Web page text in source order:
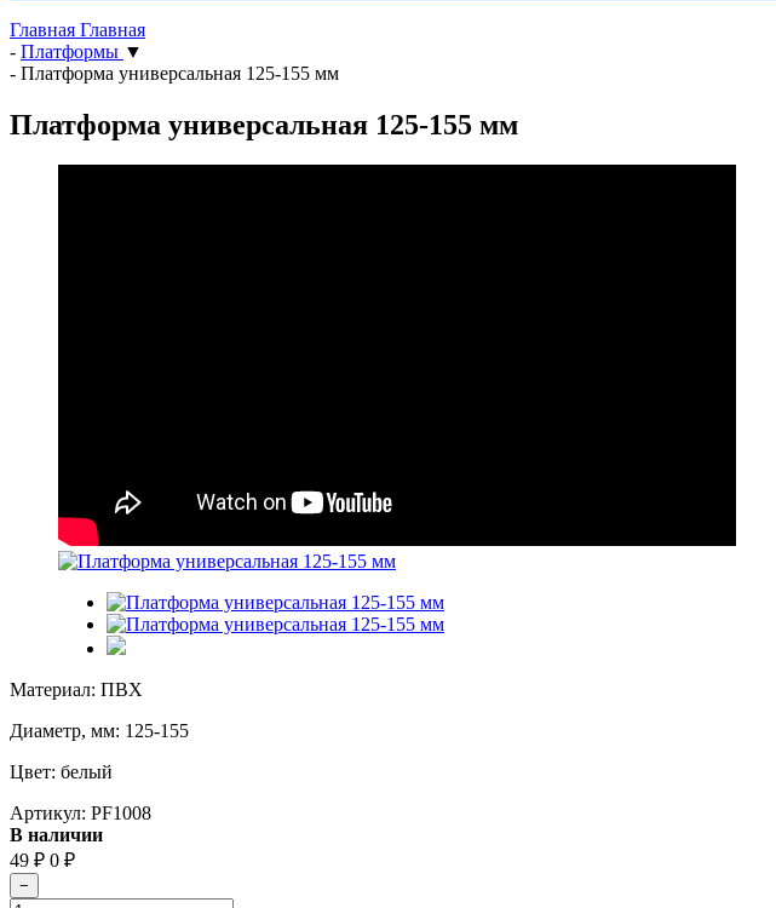
Главная Главная
- Платформы ▼
- Платформа универсальная 125-155 мм
Платформа универсальная 125-155 мм
Материал: ПВХ
Диаметр, мм: 125-155
Цвет: белый
Артикул: PF1008
В наличии
49 ₽ 0 ₽